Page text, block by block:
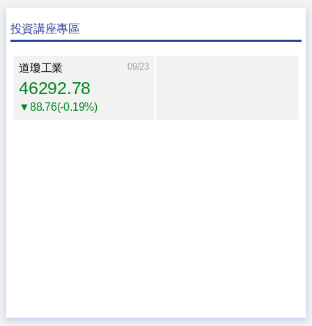
投資講座專區
道瓊工業 09/23
46292.78
▼88.76(-0.19%)